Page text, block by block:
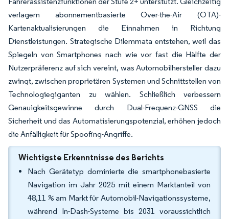
verlagern abonnementbasierte Over-the-Air (OTA)-
Kartenaktualisierungen die Einnahmen in Richtung
Dienstleistungen. Strategische Dilemmata entstehen, weil das
Spiegeln von Smartphones nach wie vor fast die Hälfte der
Nutzerpräferenz auf sich vereint, was Automobilhersteller dazu
zwingt, zwischen proprietären Systemen und Schnittstellen von
Technologiegiganten zu wählen. Schließlich verbessern
Genauigkeitsgewinne durch Dual-Frequenz-GNSS die
Sicherheit und das Automatisierungspotenzial, erhöhen jedoch
die Anfälligkeit für Spoofing-Angriffe.
Wichtigste Erkenntnisse des Berichts
Nach Gerätetyp dominierte die smartphonebasierte
Navigation im Jahr 2025 mit einem Marktanteil von
48,11 % am Markt für Automobil-Navigationssysteme,
während In-Dash-Systeme bis 2031 voraussichtlich